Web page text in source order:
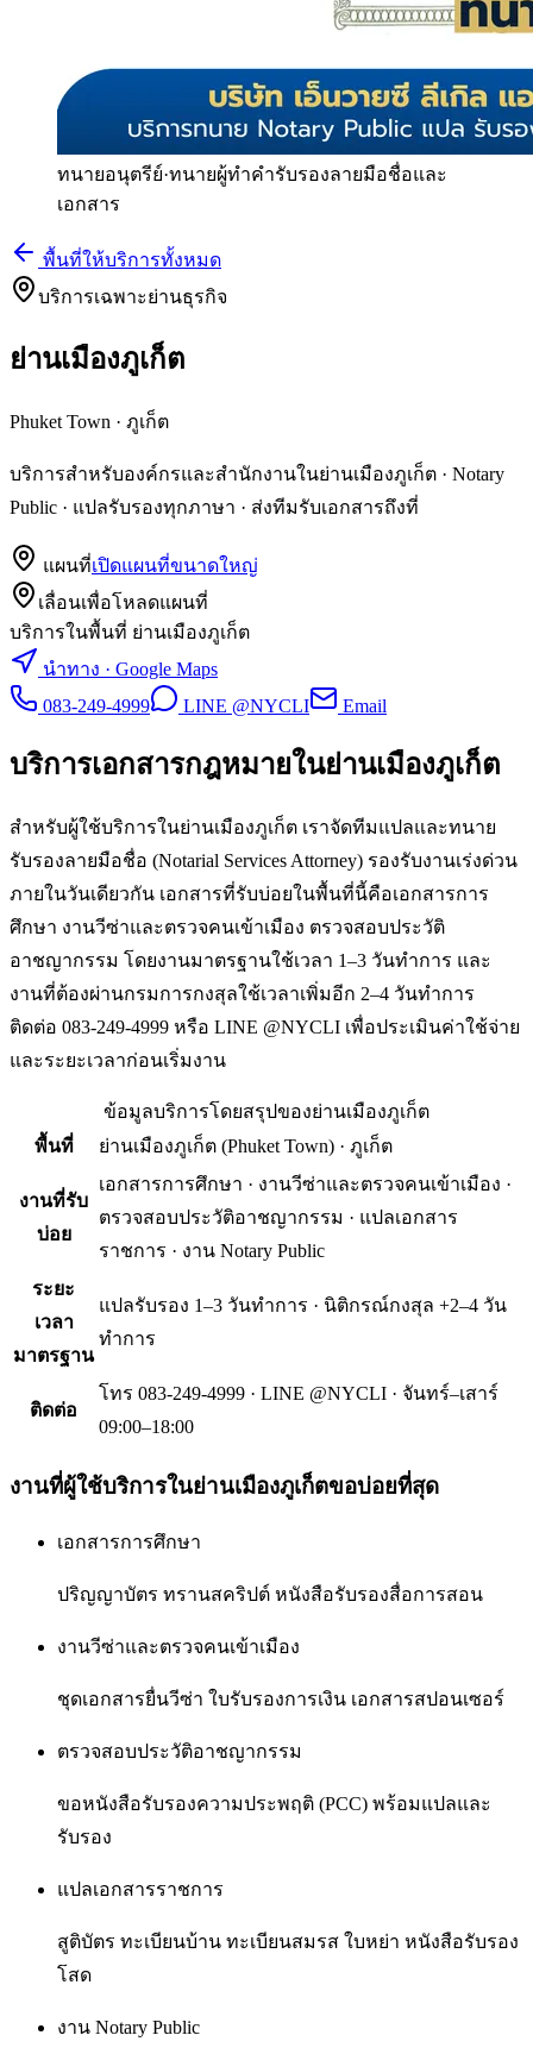
ทนายอนุตรีย์·ทนายผู้ทำคำรับรองลายมือชื่อและ
เอกสาร
พื้นที่ให้บริการทั้งหมด
บริการเฉพาะย่านธุรกิจ
ย่านเมืองภูเก็ต
Phuket Town · ภูเก็ต
บริการสำหรับองค์กรและสำนักงานในย่านเมืองภูเก็ต · Notary
Public · แปลรับรองทุกภาษา · ส่งทีมรับเอกสารถึงที่
แผนที่เปิดแผนที่ขนาดใหญ่
เลื่อนเพื่อโหลดแผนที่
บริการในพื้นที่ ย่านเมืองภูเก็ต
นำทาง · Google Maps
083-249-4999
LINE @NYCLI Email
บริการเอกสารกฎหมายในย่านเมืองภูเก็ต
สำหรับผู้ใช้บริการในย่านเมืองภูเก็ต เราจัดทีมแปลและทนาย
รับรองลายมือชื่อ (Notarial Services Attorney) รองรับงานเร่งด่วน
ภายในวันเดียวกัน เอกสารที่รับบ่อยในพื้นที่นี้คือเอกสารการ
ศึกษา งานวีซ่าและตรวจคนเข้าเมือง ตรวจสอบประวัติ
อาชญากรรม โดยงานมาตรฐานใช้เวลา 1–3 วันทำการ และ
งานที่ต้องผ่านกรมการกงสุลใช้เวลาเพิ่มอีก 2–4 วันทำการ
ติดต่อ 083-249-4999 หรือ LINE @NYCLI เพื่อประเมินค่าใช้จ่าย
และระยะเวลาก่อนเริ่มงาน
ข้อมูลบริการโดยสรุปของย่านเมืองภูเก็ต
พื้นที่
ย่านเมืองภูเก็ต (Phuket Town) · ภูเก็ต
งานที่รับ
บ่อย
เอกสารการศึกษา · งานวีซ่าและตรวจคนเข้าเมือง ·
ตรวจสอบประวัติอาชญากรรม · แปลเอกสาร
ราชการ · งาน Notary Public
ระยะ
เวลา
มาตรฐาน
แปลรับรอง 1–3 วันทำการ · นิติกรณ์กงสุล +2–4 วัน
ทำการ
ติดต่อ
โทร 083-249-4999 · LINE @NYCLI · จันทร์–เสาร์
09:00–18:00
งานที่ผู้ใช้บริการในย่านเมืองภูเก็ตขอบ่อยที่สุด
เอกสารการศึกษา
ปริญญาบัตร ทรานสคริปต์ หนังสือรับรองสื่อการสอน
งานวีซ่าและตรวจคนเข้าเมือง
ชุดเอกสารยื่นวีซ่า ใบรับรองการเงิน เอกสารสปอนเซอร์
ตรวจสอบประวัติอาชญากรรม
ขอหนังสือรับรองความประพฤติ (PCC) พร้อมแปลและ
รับรอง
แปลเอกสารราชการ
สูติบัตร ทะเบียนบ้าน ทะเบียนสมรส ใบหย่า หนังสือรับรอง
โสด
งาน Notary Public